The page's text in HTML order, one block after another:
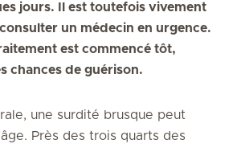
jours. Il est toutefois vivement
un médecin en urgence.
est commencé tôt,
chances de guérison.
une surdité brusque peut
Près des trois quarts des